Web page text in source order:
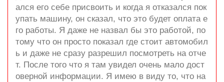
ался его себе присвоить и когда я отказался пок
упать машину, он сказал, что это будет оплата е
го работы. Я даже не назвал бы это работой, по
тому что он просто показал где стоит автомобил
ь и даже не сразу разрешил посмотреть на отче
т. После того что я там увидел очень мало дост
оверной информации. Я имею в виду то, что на